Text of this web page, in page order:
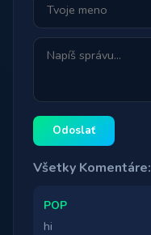
Odoslať
Všetky Komentáre:
POP
hi